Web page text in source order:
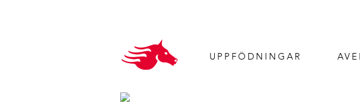
UPPFÖDNINGAR